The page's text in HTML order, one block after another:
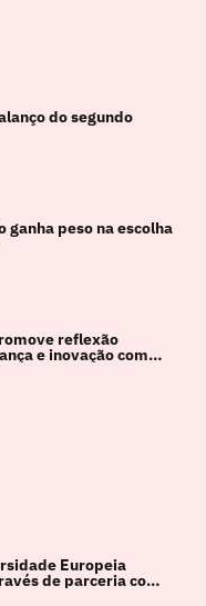
do segundo
ganha peso na escolha
reflexão
e inovação com
Nadim Habib
Europeia
de parceria com